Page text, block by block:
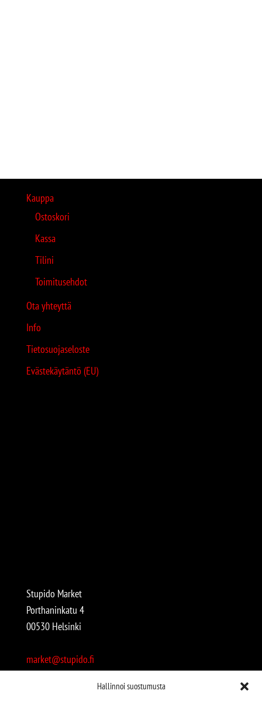
Hallinnoi suostumusta
Kauppa
Ostoskori
Kassa
Tilini
Toimitusehdot
Ota yhteyttä
Info
Tietosuojaseloste
Evästekäytäntö (EU)
Stupido Market
Porthaninkatu 4
00530 Helsinki
market@stupido.fi